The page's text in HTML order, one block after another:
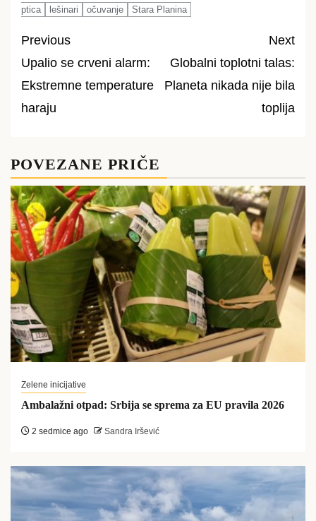
ptica
lešinari očuvanje Stara Planina
Post
navigation
Previous
Upalio se crveni alarm:
Ekstremne temperature
haraju
Next
Globalni toplotni talas:
Planeta nikada nije bila
toplija
POVEZANE PRIČE
Zelene inicijative
Ambalažni otpad: Srbija se sprema za EU pravila 2026
2 sedmice ago Sandra Iršević